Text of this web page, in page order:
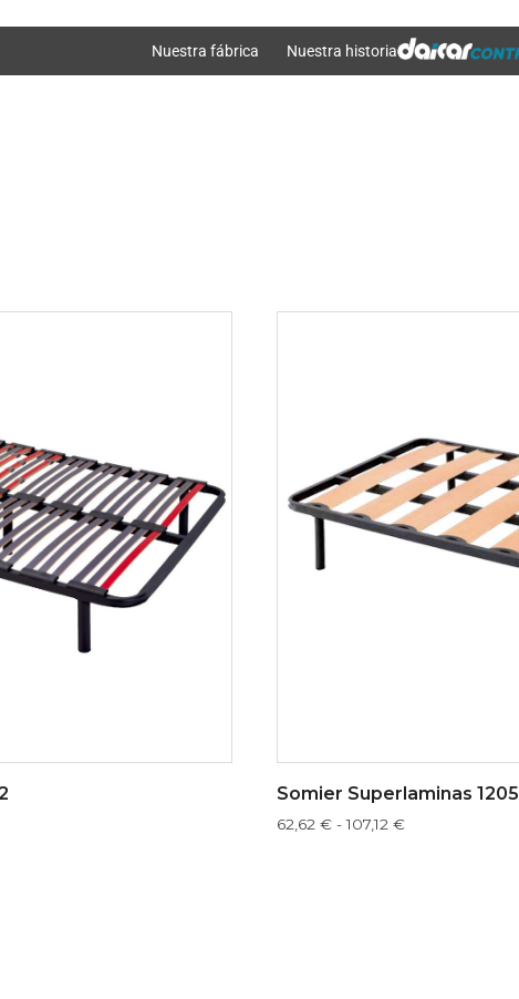
Nuestra fábrica Nuestra historia
Somier Superlaminas 1205
62,62 € - 107,12 €